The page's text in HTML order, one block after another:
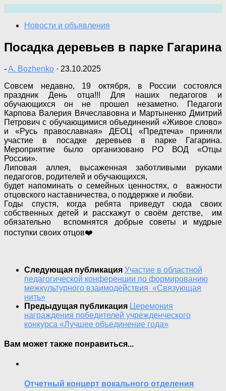
содержимому
Новости и объявления
Посадка деревьев в парке Гагарина
-A. Bozhenko · 23.10.2025
Совсем недавно, 19 октября, в России состоялся
праздник День отца!!! Для наших педагогов и
обучающихся он не прошел незаметно. Педагоги
Карпова Валерия Вячеславовна и Мартыненко Дмитрий
Петрович с обучающимися объединений «Живое слово»
и «Русь православная» ДЕОЦ «Предтеча» приняли
участие в посадке деревьев в парке Гагарина.
Мероприятие было организовано РО ВОД «Отцы
России».
Липовая аллея, высаженная заботливыми руками
педагогов, родителей и обучающихся,
будет напоминать о семейных ценностях, о важности
отцовского наставничества, о поддержке и любви.
Годы спустя, когда ребята приведут сюда своих
собственных детей и расскажут о своём детстве, им
обязательно вспомнятся добрые советы и мудрые
поступки своих отцов❤️
Следующая публикация Участие в областной
педагогической конференции по формированию
межкультурного взаимодействия «Связующая
нить»
Предыдущая публикация Церемония
награждения победителей учрежденческого
конкурса «Лучшее объединение года»
Вам может также понравиться...
Отчетный концерт вокального отделения